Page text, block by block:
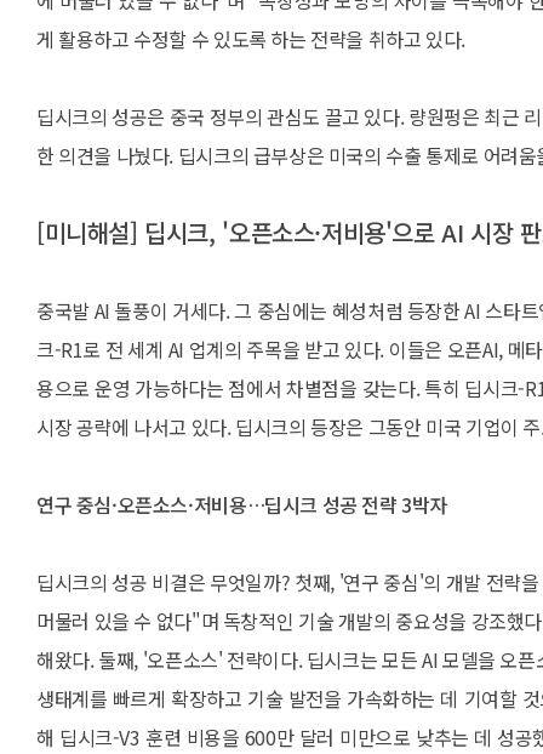
게 활용하고 수정할 수 있도록 하는 전략을 취하고 있다.
딥시크의 성공은 중국 정부의 관심도 끌고 있다. 량원펑은 최근
한 의견을 나눴다. 딥시크의 급부상은 미국의 수출 통제로 어려
[미니해설] 딥시크, '오픈소스·저비용'으로 AI 시장
중국발 AI 돌풍이 거세다. 그 중심에는 혜성처럼 등장한 AI 스타
크-R1로 전 세계 AI 업계의 주목을 받고 있다. 이들은 오픈AI,
용으로 운영 가능하다는 점에서 차별점을 갖는다. 특히 딥시크-
시장 공략에 나서고 있다. 딥시크의 등장은 그동안 미국 기업이
연구 중심·오픈소스·저비용…딥시크 성공 전략 3박자
딥시크의 성공 비결은 무엇일까? 첫째, '연구 중심'의 개발 전략
머물러 있을 수 없다"며 독창적인 기술 개발의 중요성을 강조했
해왔다. 둘째, '오픈소스' 전략이다. 딥시크는 모든 AI 모델을 오
생태계를 빠르게 확장하고 기술 발전을 가속화하는 데 기여할
해 딥시크-V3 훈련 비용을 600만 달러 미만으로 낮추는 데 성